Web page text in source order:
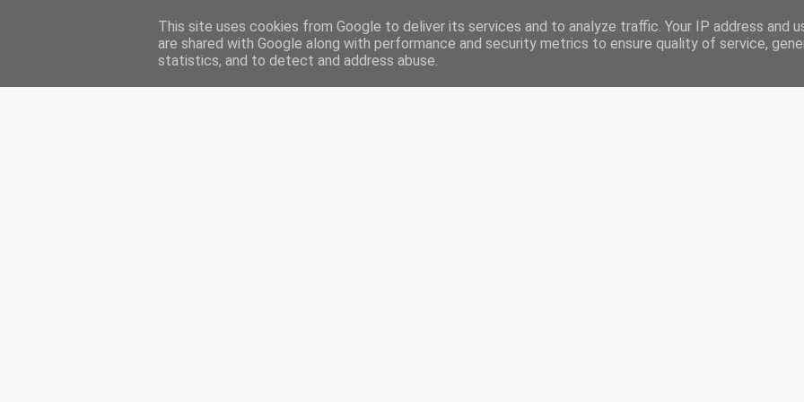
ENGLISH MA PRÉSENTATION INDEX CHRONIQUES LIVRES LUS EN 2020 CHALLENGES PARTENARIATS
This site uses cookies from Google to deliver its services and to analyze traffic. Your IP address and
are shared with Google along with performance and security metrics to ensure quality of service,
statistics, and to detect and address abuse.